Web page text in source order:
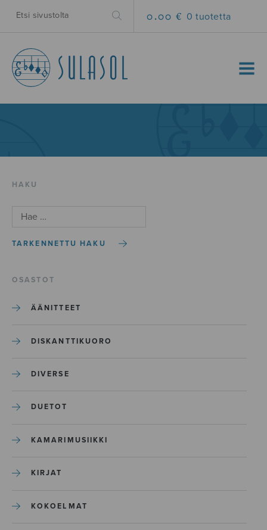
0.00 € 0 tuotetta
MENU
HAKU
TARKENNETTU HAKU
OSASTOT
ÄÄNITTEET
DISKANTTIKUORO
DIVERSE
DUETOT
KAMARIMUSIIKKI
KIRJAT
KOKOELMAT